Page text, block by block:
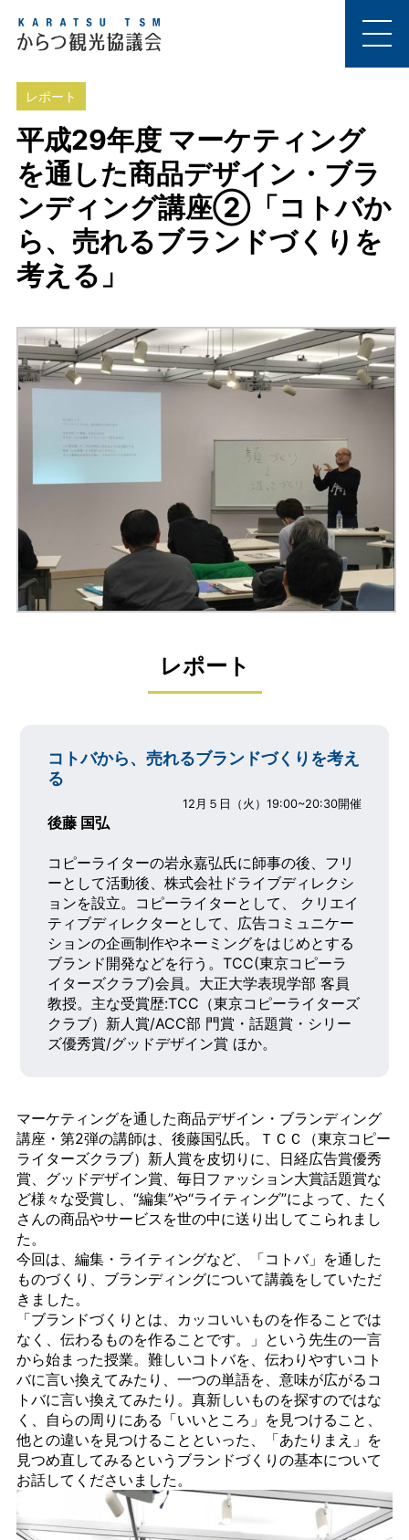
レポート
平成29年度 マーケティング
を通した商品デザイン・ブラ
ンディング講座②「コトバか
ら、売れるブランドづくりを
考える」
レポート
コトバから、売れるブランドづくりを考え
る
12月５日（火）19:00~20:30開催
後藤 国弘
コピーライターの岩永嘉弘氏に師事の後、フリ
ーとして活動後、株式会社ドライブディレクシ
ョンを設立。コピーライターとして、 クリエイ
ティブディレクターとして、広告コミュニケー
ションの企画制作やネーミングをはじめとする
ブランド開発などを行う。TCC(東京コピーラ
イターズクラブ)会員。大正大学表現学部 客員
教授。主な受賞歴:TCC（東京コピーライターズ
クラブ）新人賞/ACC部 門賞・話題賞・シリー
ズ優秀賞/グッドデザイン賞 ほか。
マーケティングを通した商品デザイン・ブランディング
講座・第2弾の講師は、後藤国弘氏。ＴＣＣ（東京コピー
ライターズクラブ）新人賞を皮切りに、日経広告賞優秀
賞、グッドデザイン賞、毎日ファッション大賞話題賞な
ど様々な受賞し、“編集”や“ライティング”によって、たく
さんの商品やサービスを世の中に送り出してこられまし
た。
今回は、編集・ライティングなど、「コトバ」を通した
ものづくり、ブランディングについて講義をしていただ
きました。
「ブランドづくりとは、カッコいいものを作ることでは
なく、伝わるものを作ることです。」という先生の一言
から始まった授業。難しいコトバを、伝わりやすいコト
バに言い換えてみたり、一つの単語を、意味が広がるコ
トバに言い換えてみたり。真新しいものを探すのではな
く、自らの周りにある「いいところ」を見つけること、
他との違いを見つけることといった、「あたりまえ」を
見つめ直してみるというブランドづくりの基本について
お話してくださいました。